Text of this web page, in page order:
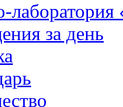
за день